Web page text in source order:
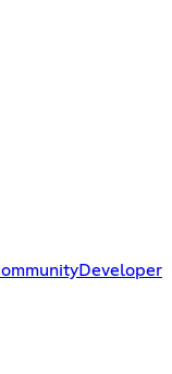
Developer